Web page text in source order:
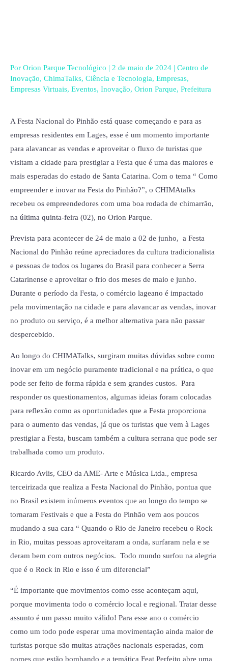
Por Orion Parque Tecnológico | 2 de maio de 2024 | Centro de
Inovação, ChimaTalks, Ciência e Tecnologia, Empresas,
Empresas Virtuais, Eventos, Inovação, Orion Parque, Prefeitura
A Festa Nacional do Pinhão está quase começando e para as
empresas residentes em Lages, esse é um momento importante
para alavancar as vendas e aproveitar o fluxo de turistas que
visitam a cidade para prestigiar a Festa que é uma das maiores e
mais esperadas do estado de Santa Catarina. Com o tema “ Como
empreender e inovar na Festa do Pinhão?”, o CHIMAtalks
recebeu os empreendedores com uma boa rodada de chimarrão,
na última quinta-feira (02), no Orion Parque.
Prevista para acontecer de 24 de maio a 02 de junho, a Festa
Nacional do Pinhão reúne apreciadores da cultura tradicionalista
e pessoas de todos os lugares do Brasil para conhecer a Serra
Catarinense e aproveitar o frio dos meses de maio e junho.
Durante o período da Festa, o comércio lageano é impactado
pela movimentação na cidade e para alavancar as vendas, inovar
no produto ou serviço, é a melhor alternativa para não passar
despercebido.
Ao longo do CHIMATalks, surgiram muitas dúvidas sobre como
inovar em um negócio puramente tradicional e na prática, o que
pode ser feito de forma rápida e sem grandes custos. Para
responder os questionamentos, algumas ideias foram colocadas
para reflexão como as oportunidades que a Festa proporciona
para o aumento das vendas, já que os turistas que vem à Lages
prestigiar a Festa, buscam também a cultura serrana que pode ser
trabalhada como um produto.
Ricardo Avlis, CEO da AME- Arte e Música Ltda., empresa
terceirizada que realiza a Festa Nacional do Pinhão, pontua que
no Brasil existem inúmeros eventos que ao longo do tempo se
tornaram Festivais e que a Festa do Pinhão vem aos poucos
mudando a sua cara “ Quando o Rio de Janeiro recebeu o Rock
in Rio, muitas pessoas aproveitaram a onda, surfaram nela e se
deram bem com outros negócios. Todo mundo surfou na alegria
que é o Rock in Rio e isso é um diferencial”
“É importante que movimentos como esse aconteçam aqui,
porque movimenta todo o comércio local e regional. Tratar desse
assunto é um passo muito válido! Para esse ano o comércio
como um todo pode esperar uma movimentação ainda maior de
turistas porque são muitas atrações nacionais esperadas, com
nomes que estão bombando e a temática Feat Perfeito abre uma